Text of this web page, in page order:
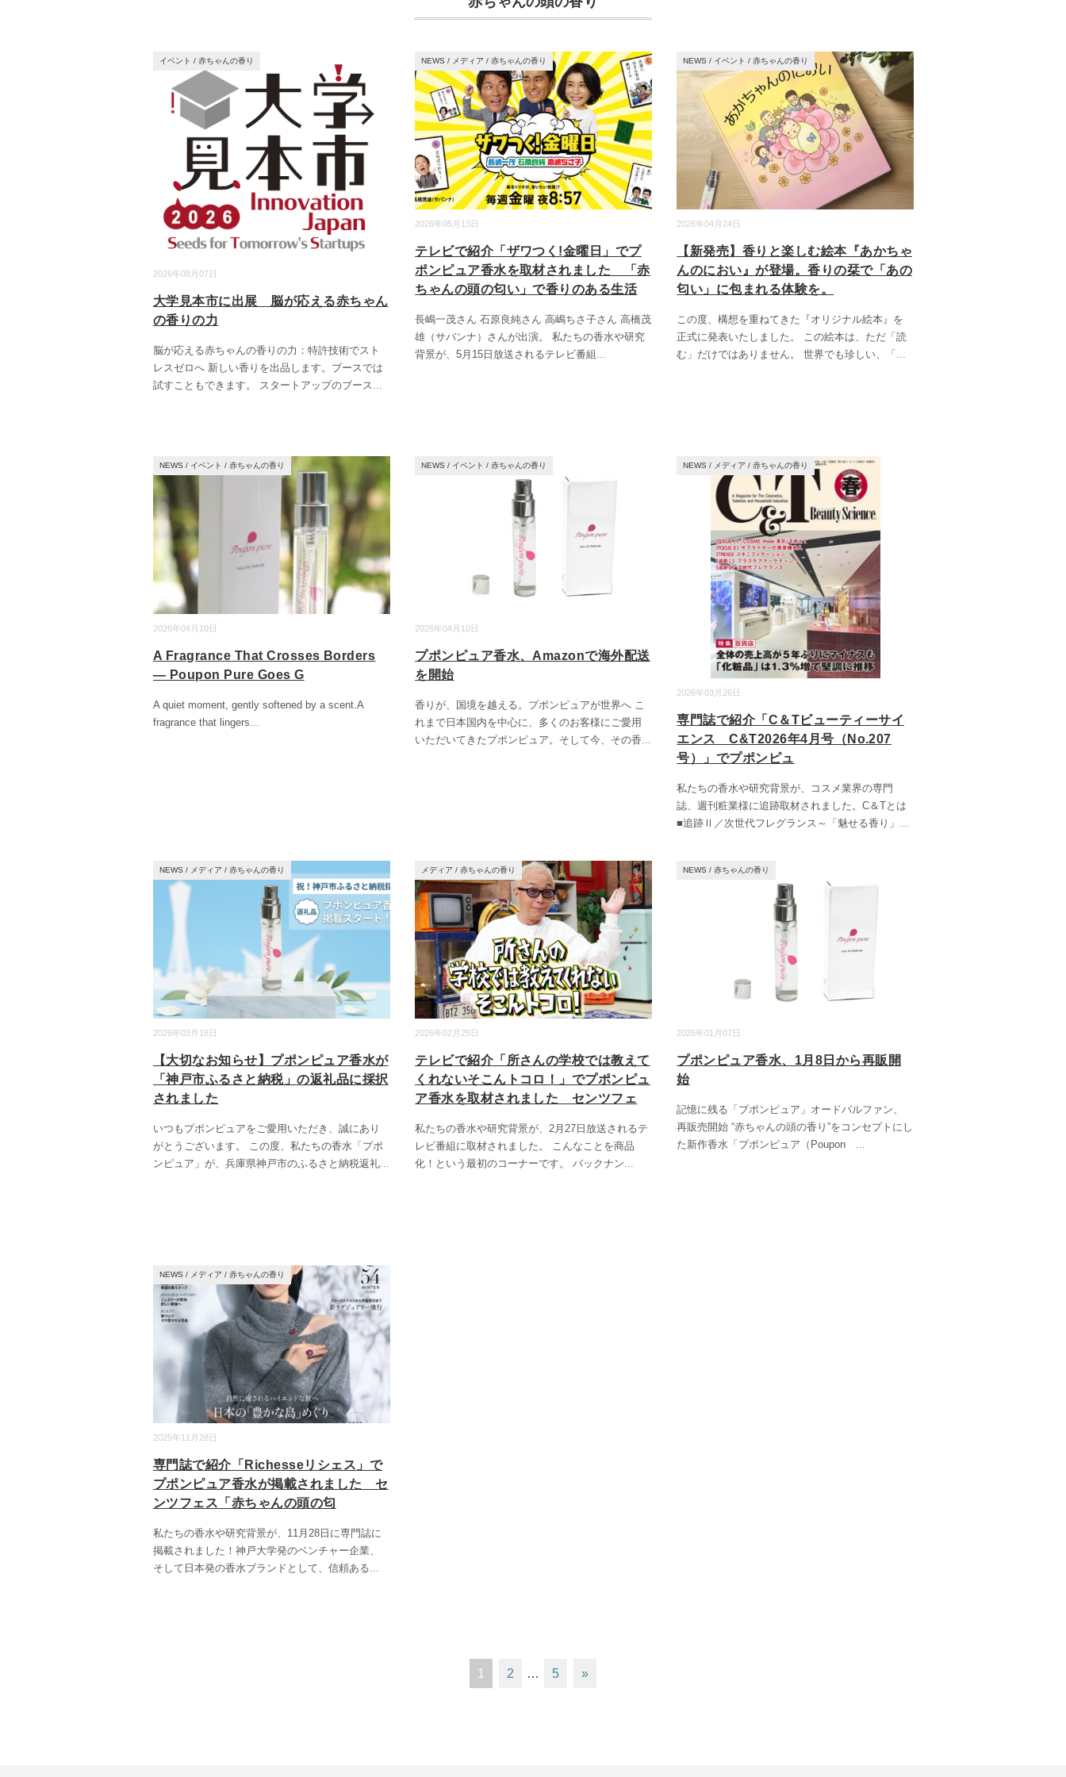
2026年08月07日
イベント / 赤ちゃんの香り
大学見本市に出展 脳が応える赤ちゃん
の香りの力
脳が応える赤ちゃんの香りの力：特許技術でスト
レスゼロへ 新しい香りを出品します。ブースでは
試すこともできます。 スタートアップのブース
2026年05月13日
NEWS / メディア /赤ちゃんの香り
テレビで紹介「ザワつく!金曜日」でプ
ポンピュア香水を取材されました 「赤
ちゃんの頭の匂い」で香りのある生活
長嶋一茂さん 石原良純さん 高嶋ちさ子さん 高橋茂
雄（サバンナ）さんが出演。 私たちの香水や研究
背景が、5月15日放送されるテレビ番組 ...
2026年04月24日
NEWS / イベント /赤ちゃんの香り
【新発売】香りと楽しむ絵本『あかちゃ
んのにおい』が登場。香りの栞で「あの
匂い」に包まれる体験を。
この度、構想を重ねてきた『オリジナル絵本』を
正式に発表いたしました。 この絵本は、ただ「読
む」だけではありません。 世界でも珍しい、「 ...
2026年04月10日
NEWS / イベント / 赤ちゃんの香り
A Fragrance That Crosses Borders
— Poupon Pure Goes G
A quiet moment, gently softened by a scent.A
fragrance that lingers...
2026年04月10日
NEWS / イベント /赤ちゃんの香り
プポンピュア香水、Amazonで海外配送
を開始
香りが、国境を越える。プポンピュアが世界へ こ
れまで日本国内を中心に、多くのお客様にご愛用
いただいてきたプポンピュア。そして今、その香...
2026年03月26日
NEWS / メディア /赤ちゃんの香り
専門誌で紹介「C＆Tビューティーサイ
エンス C&T2026年4月号（No.207
号）」でプポンピュ
私たちの香水や研究背景が、コスメ業界の専門
誌、週刊粧業様に追跡取材されました。C＆Tとは
■追跡Ⅱ／次世代フレグランス～「魅せる香り」 ...
2026年03月18日
NEWS / メディア / 赤ちゃんの香り
【大切なお知らせ】プポンピュア香水が
「神戸市ふるさと納税」の返礼品に採択
されました
いつもプポンピュアをご愛用いただき、誠にあり
がとうございます。 この度、私たちの香水「プポ
ンピュア」が、兵庫県神戸市のふるさと納税返礼...
2026年02月25日
メディア /赤ちゃんの香り
テレビで紹介「所さんの学校では教えて
くれないそこんトコロ！」でプポンピュ
ア香水を取材されました センツフェ
私たちの香水や研究背景が、2月27日放送されるテ
レビ番組に取材されました。 こんなことを商品
化！という最初のコーナーです。 バックナン...
2026年01月07日
NEWS /赤ちゃんの香り
プポンピュア香水、1月8日から再販開
始
記憶に残る「プポンピュア」オードパルファン、
再販売開始 “赤ちゃんの頭の香り”をコンセプトにし
た新作香水「プポンピュア（Poupon ...
2025年11月28日
NEWS / メディア / 赤ちゃんの香り
専門誌で紹介「Richesseリシェス」で
プポンピュア香水が掲載されました セ
ンツフェス「赤ちゃんの頭の匂
私たちの香水や研究背景が、11月28日に専門誌に
掲載されました！神戸大学発のベンチャー企業、
そして日本発の香水ブランドとして、信頼ある...
1 2 … 5 »